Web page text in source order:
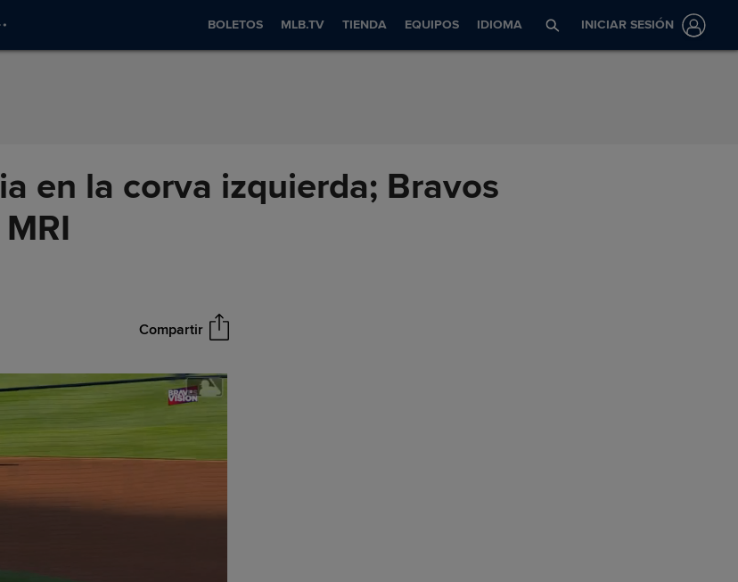
BOLETOS MLB.TV TIENDA EQUIPOS IDIOMA INICIAR SESIÓN
en la corva izquierda; Bravos
Compartir